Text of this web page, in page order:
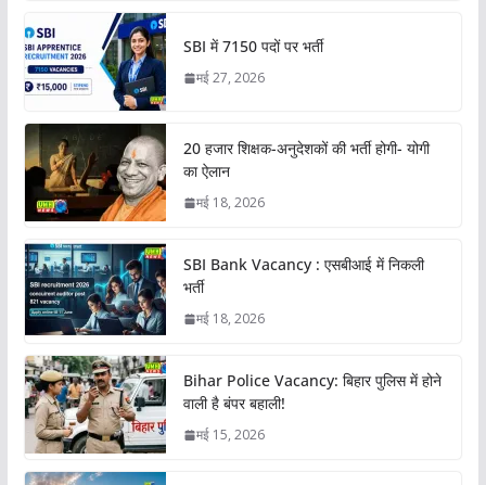
SBI में 7150 पदों पर भर्ती
मई 27, 2026
20 हजार शिक्षक-अनुदेशकों की भर्ती होगी- योगी
का ऐलान
मई 18, 2026
SBI Bank Vacancy : एसबीआई में निकली
भर्ती
मई 18, 2026
Bihar Police Vacancy: बिहार पुलिस में होने
वाली है बंपर बहाली!
मई 15, 2026